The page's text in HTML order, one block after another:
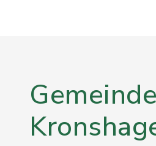
Gemeinde